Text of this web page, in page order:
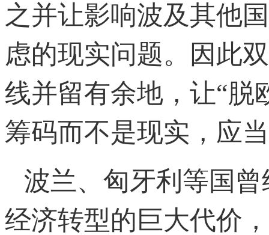
之并让影响波及其他
虑的现实问题。因此
线并留有余地，让“脱
筹码而不是现实，应
波兰、匈牙利等国
经济转型的巨大代价